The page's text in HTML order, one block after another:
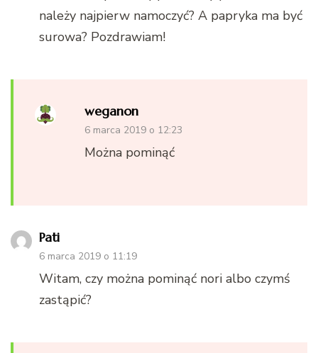
należy najpierw namoczyć? A papryka ma być
surowa? Pozdrawiam!
weganon
6 marca 2019 o 12:23
Można pominąć
Pati
6 marca 2019 o 11:19
Witam, czy można pominąć nori albo czymś
zastąpić?